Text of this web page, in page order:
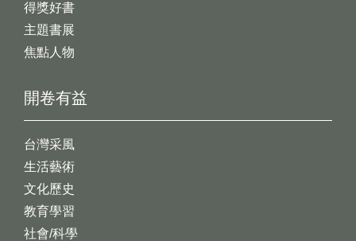
開卷有益
台灣采風
生活藝術
文化歷史
教育學習
社會/科學
得獎好書
主題書展
焦點人物